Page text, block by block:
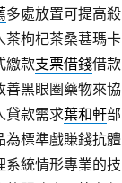
多處放置可提高殺
茶枸杞茶桑葚瑪卡
繳款支票借錢借款
善黑眼圈藥物來協
貸款需求葉和軒部
為標準戲賺錢抗體
系統情形專業的技